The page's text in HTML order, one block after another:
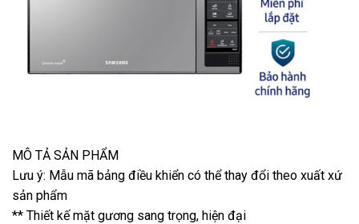
MÔ TẢ SẢN PHẨM
Lưu ý: Mẫu mã bảng điều khiển có thể thay đổi theo xuất xứ
sản phẩm
** Thiết kế mặt gương sang trọng, hiện đại